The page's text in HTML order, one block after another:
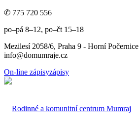
✆ 775 720 556
po–pá 8–12, po–čt 15–18
Mezilesí 2058/6, Praha 9 - Horní Počernice
info@domumraje.cz
On-line zápisyzápisy